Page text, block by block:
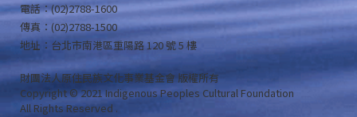
電話：(02)2788-1600
傳真：(02)2788-1500
地址：台北市南港區重陽路 120 號 5 樓
財團法人原住民族文化事業基金會 版權所有
Copyright © 2021 Indigenous Peoples Cultural Foundation
All Rights Reserved .